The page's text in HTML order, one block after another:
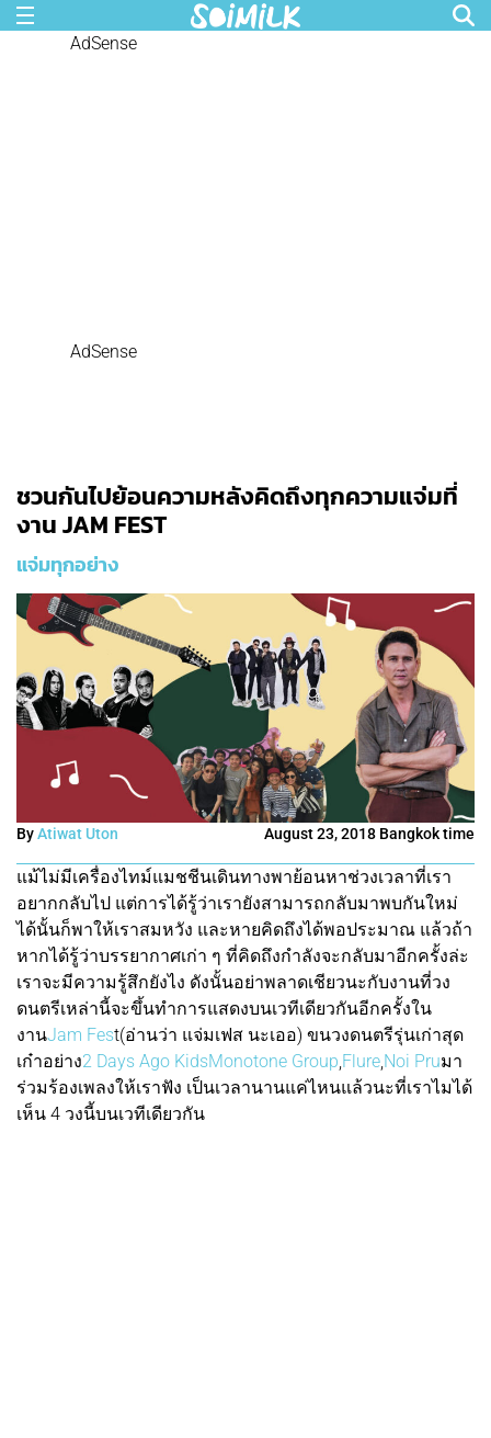
AdSense
AdSense
ชวนกันไปย้อนความหลังคิดถึงทุกความแจ่มที่
งาน JAM FEST
แจ่มทุกอย่าง
ByAtiwat Uton August 23, 2018 Bangkok time
แม้ไม่มีเครื่องไทม์แมชชีนเดินทางพาย้อนหาช่วงเวลาที่เรา
อยากกลับไป แต่การได้รู้ว่าเรายังสามารถกลับมาพบกันใหม่
ได้นั้นก็พาให้เราสมหวัง และหายคิดถึงได้พอประมาณ แล้วถ้า
หากได้รู้ว่าบรรยากาศเก่า ๆ ที่คิดถึงกำลังจะกลับมาอีกครั้งล่ะ
เราจะมีความรู้สึกยังไง ดังนั้นอย่าพลาดเชียวนะกับงานที่วง
ดนตรีเหล่านี้จะขึ้นทำการแสดงบนเวทีเดียวกันอีกครั้งใน
งานJam Fest(อ่านว่า แจ่มเฟส นะเออ) ขนวงดนตรีรุ่นเก่าสุด
เก๋าอย่าง2 Days Ago KidsMonotone Group,Flure,Noi Pruมา
ร่วมร้องเพลงให้เราฟัง เป็นเวลานานแค่ไหนแล้วนะที่เราไมได้
เห็น 4 วงนี้บนเวทีเดียวกัน